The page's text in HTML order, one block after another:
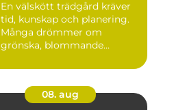
En välskött trädgård kräver
tid, kunskap och planering.
Många drömmer om
grönska, blommande
08. aug